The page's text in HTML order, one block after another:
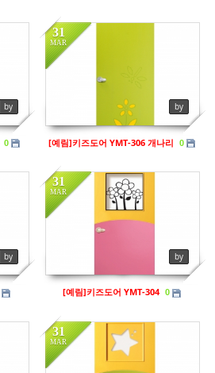
by
0
31
MAR
by
[예림]키즈도어 YMT-306 개나리 0
by
31
MAR
by
키즈도어
[예림]키즈도어 YMT-304 0
31
MAR
키즈도어